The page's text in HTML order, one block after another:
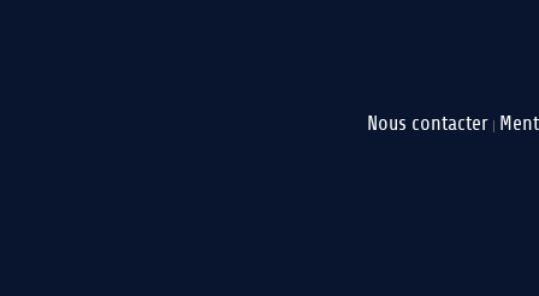
Nous contacter |